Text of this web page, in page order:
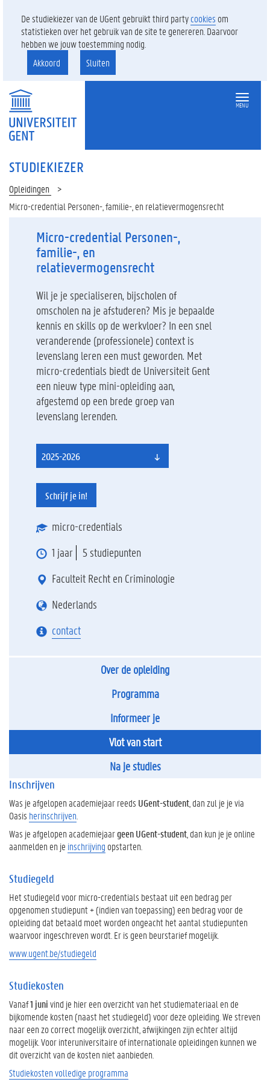
De studiekiezer van de UGent gebruikt third partycookies om
statistieken over het gebruik van de site te genereren. Daarvoor
hebben we jouw toestemming nodig.
Akkoord
Sluiten
MENU
STUDIEKIEZER
Opleidingen
Micro-credential Personen-, familie-, en relatievermogensrecht
Micro-credential Personen-,
familie-, en
relatievermogensrecht
Wil je je specialiseren, bijscholen of
omscholen na je afstuderen? Mis je bepaalde
kennis en skills op de werkvloer? In een snel
veranderende (professionele) context is
levenslang leren een must geworden. Met
micro-credentials biedt de Universiteit Gent
een nieuw type mini-opleiding aan,
afgestemd op een brede groep van
levenslang lerenden.
2025-2026
Schrijf je in!
micro-credentials
1 jaar
5 studiepunten
Faculteit Recht en Criminologie
Nederlands
contact
Over de opleiding
Programma
Informeer je
Vlot van start
Na je studies
Inschrijven
Was je afgelopen academiejaar reeds UGent-student , dan zul je je via
Oasis herinschrijven
Was je afgelopen academiejaargeen UGent-student , dan kun je je online
aanmelden en je inschrijving opstarten.
Studiegeld
Het studiegeld voor micro-credentials bestaat uit een bedrag per
opgenomen studiepunt + (indien van toepassing) een bedrag voor de
opleiding dat betaald moet worden ongeacht het aantal studiepunten
waarvoor ingeschreven wordt. Er is geen beurstarief mogelijk.
www.ugent.be/studiegeld
Studiekosten
Vanaf1 junivind je hier een overzicht van het studiemateriaal en de
bijkomende kosten (naast het studiegeld) voor deze opleiding. We streven
naar een zo correct mogelijk overzicht, afwijkingen zijn echter altijd
mogelijk. Voor interuniversitaire of internationale opleidingen kunnen we
dit overzicht van de kosten niet aanbieden.
Studiekosten volledige programma